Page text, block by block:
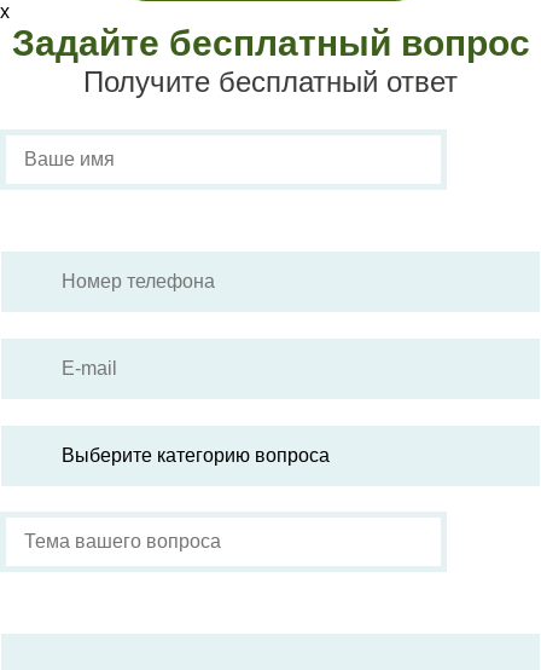
x
Задайте бесплатный вопрос
Получите бесплатный ответ